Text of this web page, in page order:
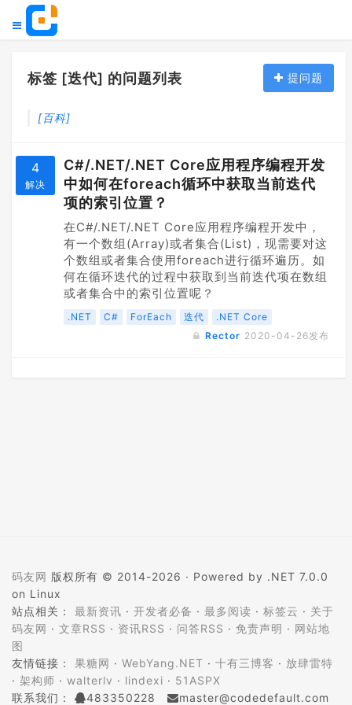
标签 [迭代] 的问题列表
[百科]
提问题
4
解决
C#/.NET/.NET Core应用程序编程开发
中如何在foreach循环中获取当前迭代
项的索引位置？
在C#/.NET/.NET Core应用程序编程开发中，
有一个数组(Array)或者集合(List)，现需要对这
个数组或者集合使用foreach进行循环遍历。如
何在循环迭代的过程中获取到当前迭代项在数组
或者集合中的索引位置呢？
.NET C# ForEach 迭代
.NET Core
Rector 2020-04-26发布
码友网 版权所有 © 2014-2026 · Powered by .NET 7.0.0
on Linux
站点相关： 最新资讯 · 开发者必备 · 最多阅读 · 标签云 · 关于
码友网 · 文章RSS · 资讯RSS · 问答RSS · 免责声明 · 网站地
图
友情链接： 果糖网 · WebYang.NET · 十有三博客 · 放肆雷特
· 架构师 · walterlv · lindexi · 51ASPX
联系我们：
483350228 master@codedefault.com